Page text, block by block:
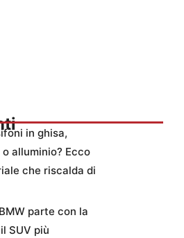
in ghisa,
alluminio? Ecco
che riscalda di
parte con la
SUV più